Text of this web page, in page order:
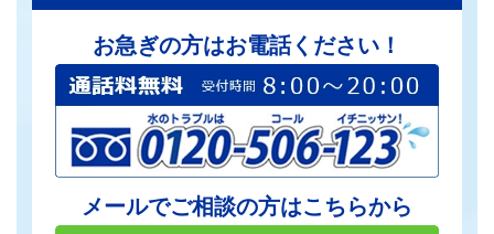
お急ぎの方はお電話ください！
メールでご相談の方はこちらから